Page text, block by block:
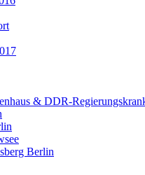
& DDR-
Berlin